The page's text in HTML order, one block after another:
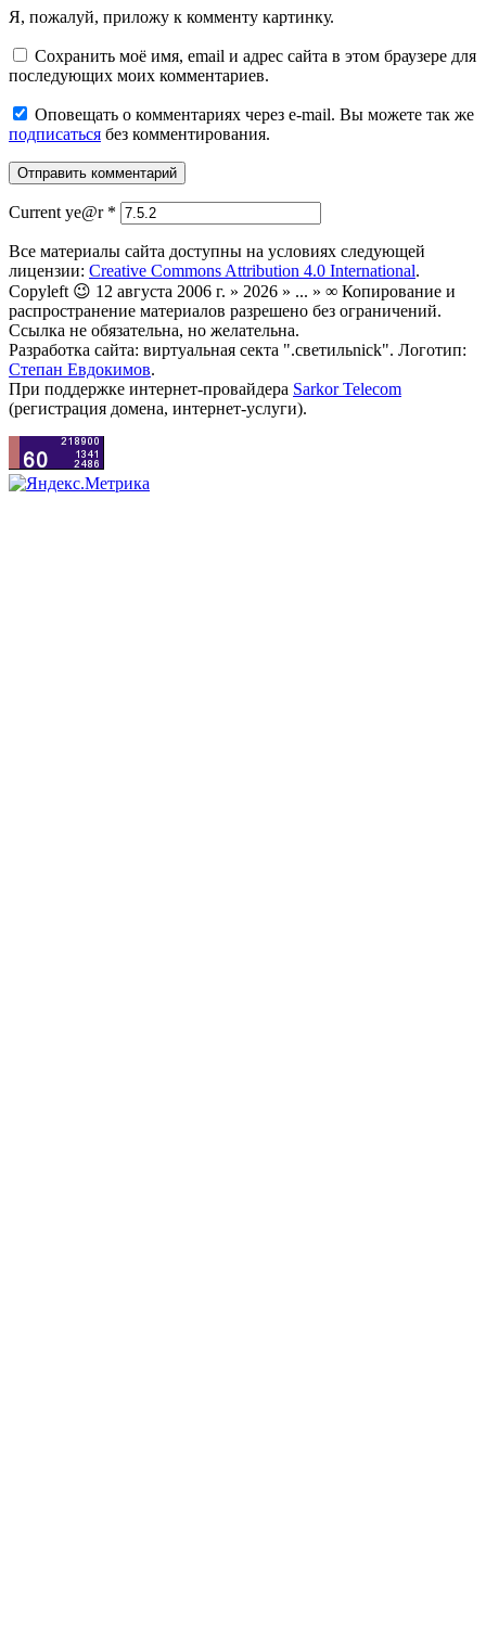
Я, пожалуй, приложу к комменту картинку.
Сохранить моё имя, email и адрес сайта в этом браузере для
последующих моих комментариев.
Оповещать о комментариях через e-mail. Вы можете так же
подписаться без комментирования.
Current ye@r *
Все материалы сайта доступны на условиях следующей
лицензии: Creative Commons Attribution 4.0 International.
Copyleft 😉 12 августа 2006 г. » 2026 » ... » ∞ Копирование и
распространение материалов разрешено без ограничений.
Ссылка не обязательна, но желательна.
Разработка сайта: виртуальная секта ".светильnick". Логотип:
Степан Евдокимов.
При поддержке интернет-провайдера Sarkor Telecom
(регистрация домена, интернет-услуги).